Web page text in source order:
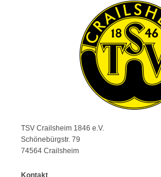
TSV Crailsheim 1846 e.V.
Schönebürgstr. 79
74564 Crailsheim
Kontakt